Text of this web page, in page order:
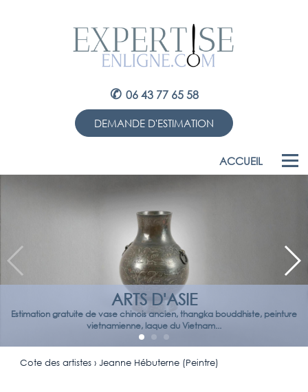
✆ 06 43 77 65 58
DEMANDE D'ESTIMATION
ACCUEIL
ARTS D'ASIE
Estimation gratuite de vase chinois ancien, thangka bouddhiste, peinture
vietnamienne, laque du Vietnam...
Cote des artistes› Jeanne Hébuterne (Peintre)